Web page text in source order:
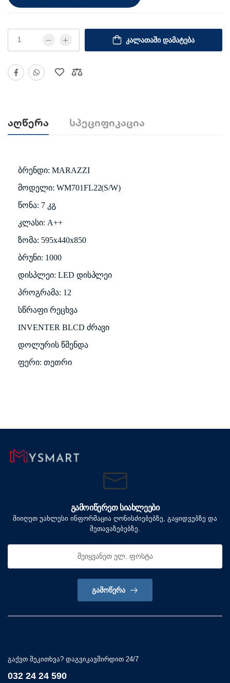
ᲙᲐᲚᲐᲗᲐᲨᲘ ᲓᲐᲛᲐᲢᲔᲑᲐ
Აღწერა Სპეციფიკაცია
ბრენდი: MARAZZI
მოდელი: WM701FL22(S/W)
წონა: 7 კგ
კლასი: A++
ზომა: 595x440x850
ბრუნი: 1000
დისპლეი: LED დისპლეი
პროგრამა: 12
სწრაფი რეცხვა
INVENTER BLCD ძრავი
დოლურის წმენდა
ფერი: თეთრი
ᲒᲐᲛᲝᲘᲬᲔᲠᲔᲗ ᲡᲘᲐᲮᲚᲔᲔᲑᲘ
მიიღეთ უახლესი ინფორმაცია ღონისძიებებზე, გაყიდვებზე და
შეთავაზებებზე.
ᲒᲐᲛᲝᲬᲔᲠᲐ
გაქვთ შეკითხვა? დაგვიკავშირდით 24/7
032 24 24 590